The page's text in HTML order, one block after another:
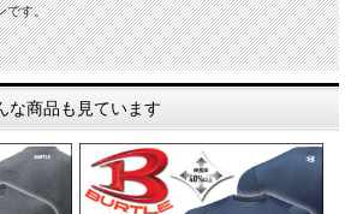
です。
な商品も見ています